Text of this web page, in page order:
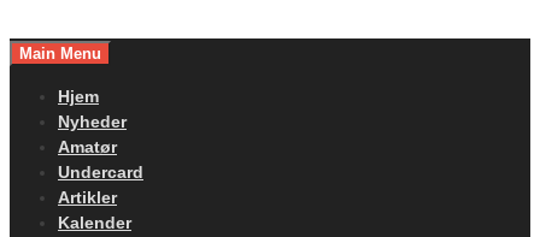
toMain Menu
Hjem
Nyheder
Amatør
Undercard
Artikler
Kalender